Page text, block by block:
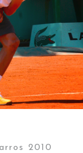
2010